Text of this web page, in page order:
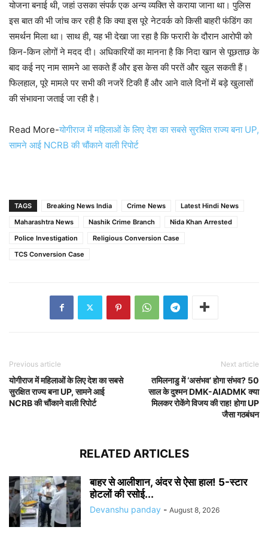
योजना बनाई थी, जहां उसका संपर्क एक अन्य व्यक्ति से कराया जाना था। पुलिस
इस बात की भी जांच कर रही है कि क्या इस पूरे नेटवर्क को किसी बाहरी फंडिंग का
समर्थन मिला था। साथ ही, यह भी देखा जा रहा है कि फरारी के दौरान आरोपी को
किन-किन लोगों ने मदद दी। अधिकारियों का मानना है कि निदा खान से पूछताछ के
बाद कई नए नाम सामने आ सकते हैं और इस केस की परतें और खुल सकती हैं।
फिलहाल, पूरे मामले पर सभी की नजरें टिकी हैं और आने वाले दिनों में बड़े खुलासों
की संभावना जताई जा रही है।
Read More-योगीराज में महिलाओं के लिए देश का सबसे सुरक्षित राज्य बना UP,
सामने आई NCRB की चौंकाने वाली रिपोर्ट
TAGS Breaking News India Crime News
Latest Hindi News
Maharashtra News
Nashik Crime Branch
Nida Khan Arrested
Police Investigation
Religious Conversion Case
TCS Conversion Case
Previous article
योगीराज में महिलाओं के लिए देश का सबसे
सुरक्षित राज्य बना UP, सामने आई
NCRB की चौंकाने वाली रिपोर्ट
Next article
तमिलनाडु में ‘असंभव’ होगा संभव? 50
साल के दुश्मन DMK-AIADMK क्या
मिलकर रोकेंगे विजय की राह! होगा UP
जैसा गठबंधन
RELATED ARTICLES
बाहर से आलीशान, अंदर से ऐसा हाल! 5-स्टार
होटलों की रसोई...
Devanshu panday - August 8, 2026